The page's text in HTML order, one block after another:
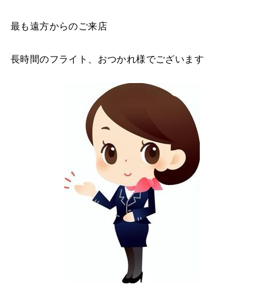
最も遠方からのご来店
長時間のフライト、おつかれ様でございます